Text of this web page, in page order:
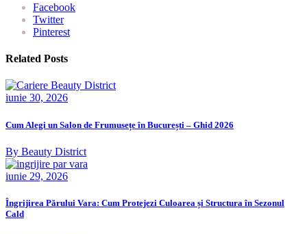
Facebook
Twitter
Pinterest
Related Posts
iunie 30, 2026
Cum Alegi un Salon de Frumusețe în București – Ghid 2026
By Beauty District
iunie 29, 2026
Îngrijirea Părului Vara: Cum Protejezi Culoarea și Structura în Sezonul
Cald